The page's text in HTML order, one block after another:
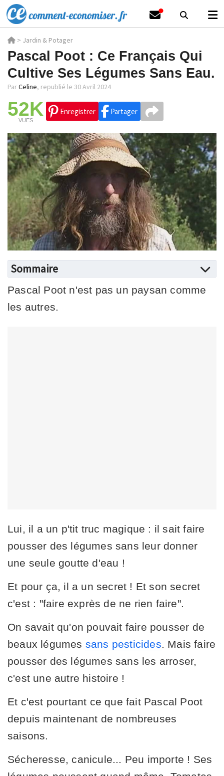
> Jardin & Potager
Pascal Poot : Ce Français Qui
Cultive Ses Légumes Sans Eau.
ParCeline, republié le 30 Avril 2024
52K
VUES
Enregistrer Partager
Sommaire
Pascal Poot n'est pas un paysan comme
les autres.
Lui, il a un p'tit truc magique : il sait faire
pousser des légumes sans leur donner
une seule goutte d'eau !
Et pour ça, il a un secret ! Et son secret
c'est : "faire exprès de ne rien faire".
On savait qu'on pouvait faire pousser de
beaux légumes sans pesticides . Mais faire
pousser des légumes sans les arroser,
c'est une autre histoire !
Et c'est pourtant ce que fait Pascal Poot
depuis maintenant de nombreuses
saisons.
Sécheresse, canicule... Peu importe ! Ses